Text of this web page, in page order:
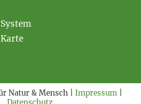
Natur & Mensch | Impressum